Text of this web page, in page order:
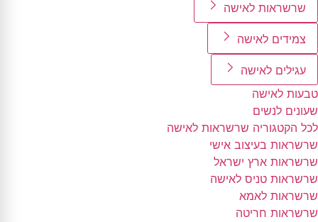
שרשראות לאישה
צמידים לאישה
עגילים לאישה
טבעות לאישה
שעונים לנשים
לכל הקטגוריה שרשראות לאישה
שרשראות בעיצוב אישי
שרשראות ארץ ישראל
שרשראות טניס לאישה
שרשראות לאמא
שרשראות חריטה